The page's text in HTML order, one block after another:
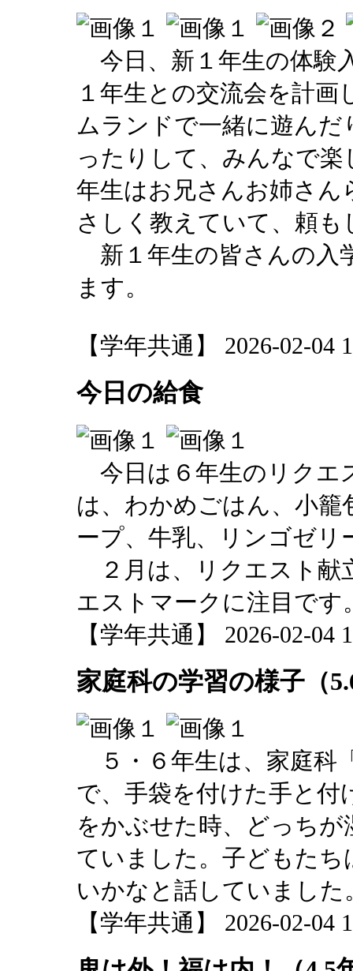
今日、新１年生の体験
１年生との交流会を計
ムランドで一緒に遊ん
ったりして、みんなで
年生はお兄さんお姉さん
さしく教えていて、頼
新１年生の皆さんの入
ます。
【学年共通】 2026-02-04
今日の給食
今日は６年生のリクエ
は、わかめごはん、小
ープ、牛乳、リンゴゼリ
２月は、リクエスト献
エストマークに注目です
【学年共通】 2026-02-04
家庭科の学習の様子（
５・６年生は、家庭科
で、手袋を付けた手と付
をかぶせた時、どっち
ていました。子どもた
いかなと話していました
【学年共通】 2026-02-04